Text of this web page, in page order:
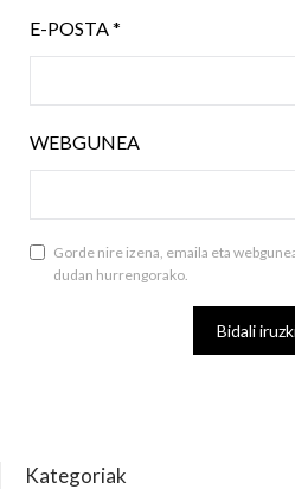
E-POSTA*
WEBGUNEA
Gorde nire izena, emaila eta
dudan hurrengorako.
Kategoriak